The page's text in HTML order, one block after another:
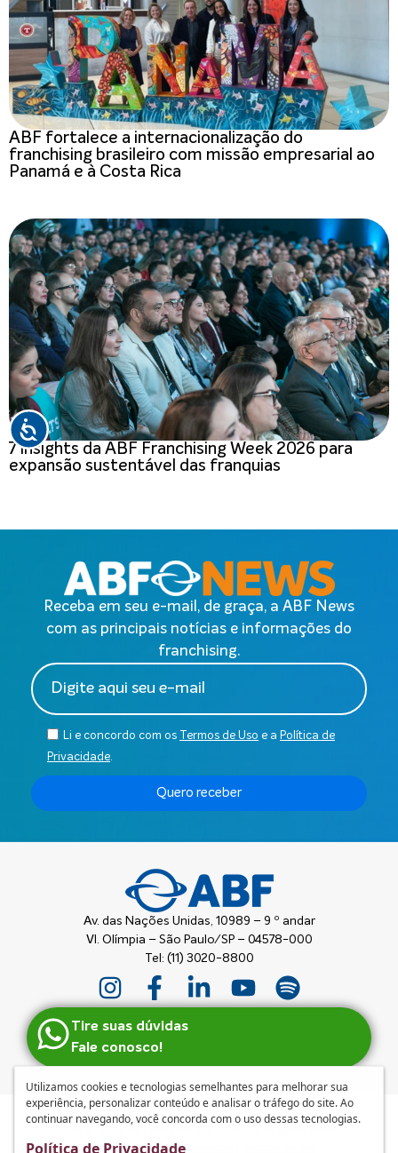
ABF fortalece a internacionalização do
franchising brasileiro com missão empresarial ao
Panamá e à Costa Rica
7 insights da ABF Franchising Week 2026 para
expansão sustentável das franquias
Receba em seu e-mail, de graça, a ABF News
com as principais notícias e informações do
franchising.
Li e concordo com os Termos de Uso e a Política de
Privacidade.
Quero receber
Av. das Nações Unidas, 10989 – 9 º andar
Vl. Olímpia – São Paulo/SP – 04578-000
Tel: (11) 3020-8800
Tire suas dúvidas
Fale conosco!
|Guia de Franquias ABF
Política de privacidade e
tratamento de dados pessoais
Utilizamos cookies e tecnologias semelhantes para melhorar sua
experiência, personalizar conteúdo e analisar o tráfego do site. Ao
continuar navegando, você concorda com o uso dessas tecnologias.
Política de Privacidade